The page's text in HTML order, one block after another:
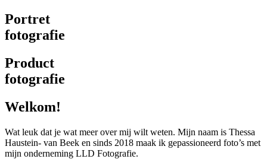
Portret
fotografie
Product
fotografie
Welkom!
Wat leuk dat je wat meer over mij wilt weten. Mijn naam is Thessa
Haustein- van Beek en sinds 2018 maak ik gepassioneerd foto’s met
mijn onderneming LLD Fotografie.